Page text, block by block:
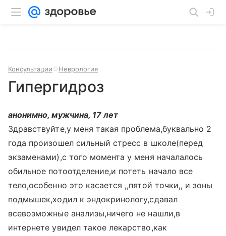
Консультации Неврология
Гипергидроз
анонимно, мужчина, 17 лет
Здравствуйте,у меня такая проблема,буквально 2
года произошел сильный стресс в школе(перед
экзаменами),с того момента у меня началалось
обильное потоотделение,и потеть начало все
тело,особенно это касается ,,пятой точки,, и зоны
подмышек,ходил к эндокринологу,сдавал
всевозможные анализы,ничего не нашли,в
интернете увидел такое лекарство,как